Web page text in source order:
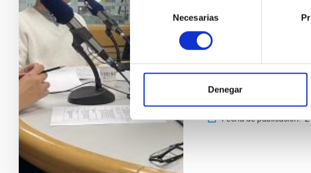
consentimiento
Necesarias
Denegar
El espacio, de 30
Verónica Martín, jefa de
Científica (UC3) del IAC,
labor del IAC y la de los
nuestro vecindario: el
Fecha de publicación